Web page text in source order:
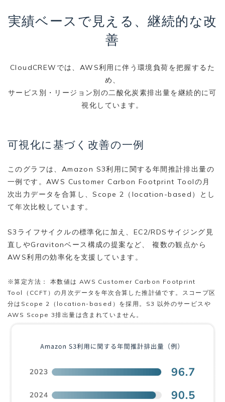
実績ベースで見える、継続的な改
善
CloudCREWでは、AWS利用に伴う環境負荷を把握するた
め、
サービス別・リージョン別の二酸化炭素排出量を継続的に可
視化しています。
可視化に基づく改善の一例
このグラフは、Amazon S3利用に関する年間推計排出量の
一例です。AWS Customer Carbon Footprint Toolの月
次出力データを合算し、Scope 2（location-based）とし
て年次比較しています。
S3ライフサイクルの標準化に加え、EC2/RDSサイジング見
直しやGravitonベース構成の提案など、 複数の観点から
AWS利用の効率化を支援しています。
※算定方法： 本数値は AWS Customer Carbon Footprint
Tool（CCFT）の月次データを年次合算した推計値です。スコープ区
分はScope 2（location-based）を採用。S3 以外のサービスや
AWS Scope 3排出量は含まれていません。